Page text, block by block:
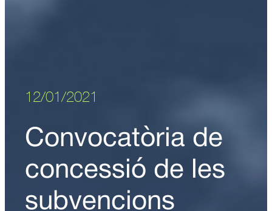
12/01/2021
Convocatòria de
concessió de les
subvencions